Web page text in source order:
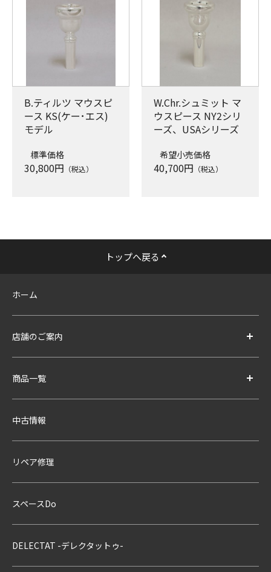
B.ティルツ マウスピ
ース KS(ケー･エス)
モデル
標準価格
30,800円 （税込）
W.Chr.シュミット マ
ウスピース NY2シリ
ーズ、USAシリーズ
希望小売価格
40,700円 （税込）
トップへ戻る
ホーム
店舗のご案内
商品一覧
中古情報
リペア修理
スペースDo
DELECTAT -デレクタットゥ-